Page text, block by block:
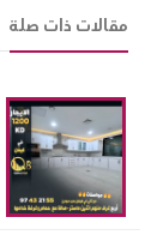
مقالات ذات صلة